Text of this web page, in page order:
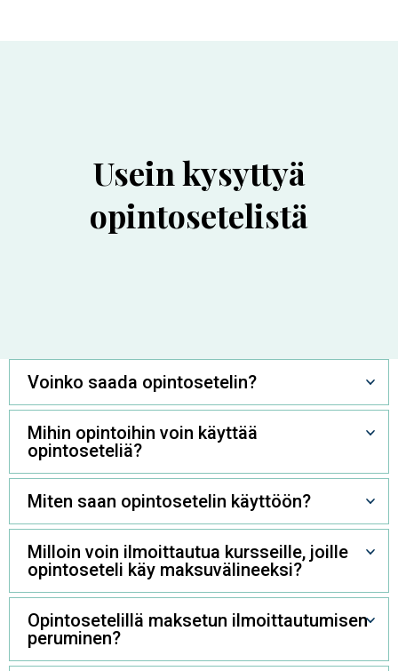
Usein kysyttyä
opintosetelistä
Voinko saada opintosetelin?
Mihin opintoihin voin käyttää
opintoseteliä?
Miten saan opintosetelin käyttöön?
Milloin voin ilmoittautua kursseille, joille
opintoseteli käy maksuvälineeksi?
Opintosetelillä maksetun ilmoittautumisen
peruminen?